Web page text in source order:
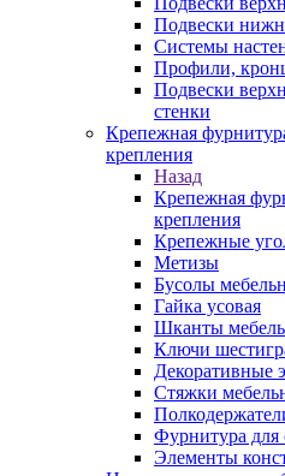
Подвески
Системы
Профили,
Подвески
стенки
Крепежная
крепления
Назад
Крепежная
крепления
Крепежные
Метизы
Бусолы
Гайка усовая
Шканты
Ключи
Декоративные
Стяжки
Фурнитура для
Элементы